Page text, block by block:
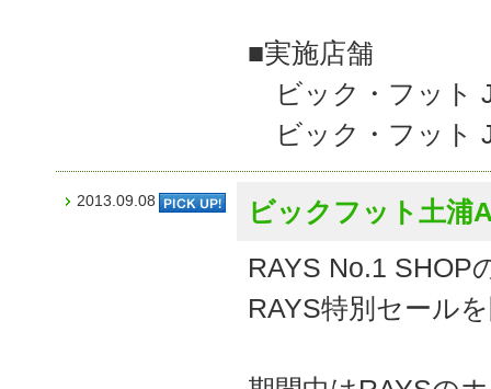
■実施店舗
ビック・フット
ビック・フット
2013.09.08
ビックフット土浦
RAYS No.1 SHOP
RAYS特別セール